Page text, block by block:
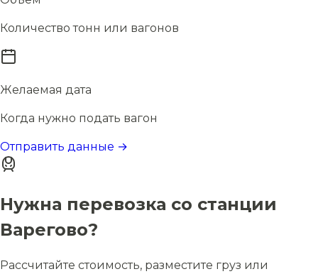
Количество тонн или вагонов
Желаемая дата
Когда нужно подать вагон
Отправить данные →
Нужна перевозка со станции
Варегово?
Рассчитайте стоимость, разместите груз или